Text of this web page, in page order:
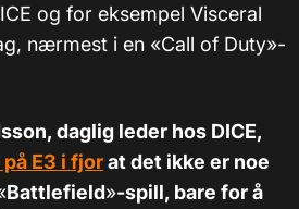
og for eksempel Visceral
nærmest i en «Call of Duty»-
daglig leder hos DICE,
E3 i fjorat det ikke er noe
Battlefield»-spill, bare for å